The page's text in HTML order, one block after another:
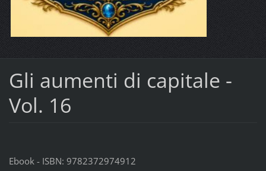
Gli aumenti di capitale -
Vol. 16
Ebook - ISBN: 9782372974912